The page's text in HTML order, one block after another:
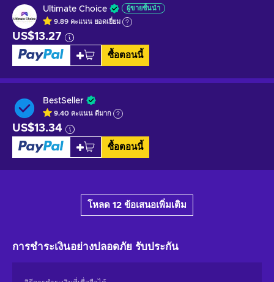
Ultimate Choice ผู้ขายชั้นนำ
9.89 คะแนน ยอดเยี่ยม
US$13.27
ซื้อตอนนี้
BestSeller
9.40 คะแนน ดีมาก
US$13.34
ซื้อตอนนี้
โหลด 12 ข้อเสนอเพิ่มเติม
การชำระเงินอย่างปลอดภัย รับประกัน